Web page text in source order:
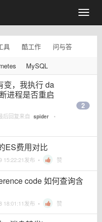
具 酷工作 问与答
MySQL
变，我执行 da
进程是否重启
后回复来自 spider
•
2
ES费用对比
15:22:21发布 • 赞
code 如何查询含
18:01:11发布 • 赞